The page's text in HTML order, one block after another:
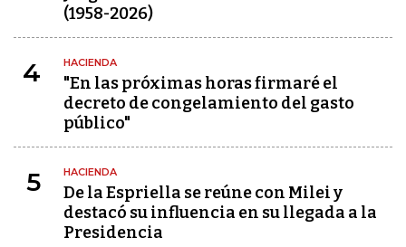
(1958-2026)
4 HACIENDA
"En las próximas horas firmaré el
decreto de congelamiento del gasto
público"
5 HACIENDA
De la Espriella se reúne con Milei y
destacó su influencia en su llegada a la
Presidencia